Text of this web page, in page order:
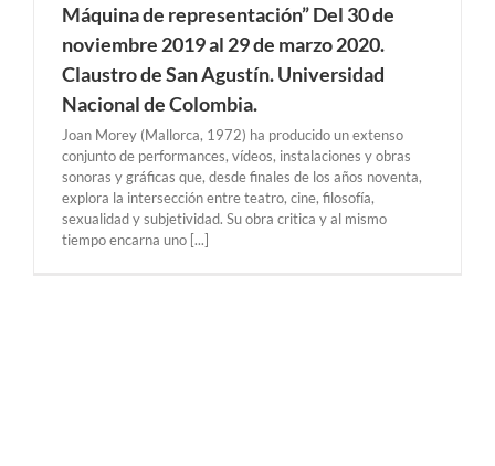
Máquina de representación” Del 30 de
noviembre 2019 al 29 de marzo 2020.
Claustro de San Agustín. Universidad
Nacional de Colombia.
Joan Morey (Mallorca, 1972) ha producido un extenso
conjunto de performances, vídeos, instalaciones y obras
sonoras y gráficas que, desde finales de los años noventa,
explora la intersección entre teatro, cine, filosofía,
sexualidad y subjetividad. Su obra critica y al mismo
tiempo encarna uno [...]